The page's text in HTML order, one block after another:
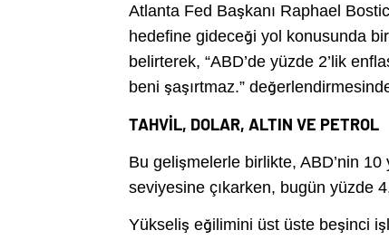
Atlanta Fed Başkanı Raphael
hedefine gideceği yol konusunda
belirterek, “ABD’de yüzde 2’lik
beni şaşırtmaz.”
TAHVİL, DOLAR, ALTIN VE PETROL
Bu gelişmelerle birlikte, ABD’nin
seviyesine çıkarken, bugün yüzde
Yükseliş eğilimini üst üste beşinci